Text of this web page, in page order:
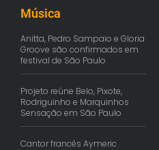
Música
Anitta, Pedro Sampaio e Gloria
Groove são confirmados em
festival de São Paulo
Projeto reúne Belo, Pixote,
Rodriguinho e Marquinhos
Sensação em São Paulo
Cantor francês Aymeric